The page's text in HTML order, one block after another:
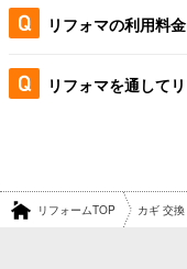
リフォマの利用料
リフォマを通して
リフォームTOP カギ 交換